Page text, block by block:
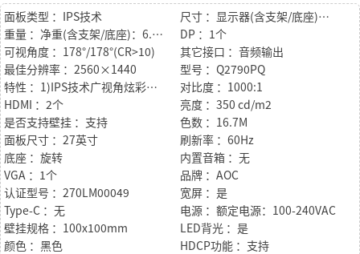
面板类型 ：IPS技术
尺寸 ：显示器(含支架/底座)：614.9(W)x(405~535)(H)x199.5(D)mm 显示器(不含支架/底座)：614.9(W)x364.1(H)x43.5(D)mm
重量 ：净重(含支架/底座)：6.1kg 净重(不含支架/底座)：4.4kg
DP ：1个
可视角度 ：178°/178°(CR>10)
其它接口 ：音频输出
最佳分辨率 ：2560×1440
型号 ：Q2790PQ
特性 ：1)IPS技术广视角炫彩硬屏，2560x1440 QHD分辨率，视角更宽广，呈现锐利细节，让您畅享栩栩如生的影像新视界 2)色彩精准度ΔE<3(平均值)，130%sRGB*，112%NTSC广色域**，色彩呈现更加精准、丰富 3)不闪屏技术，爱眼更健康
对比度 ：1000:1
HDMI ：2个
亮度 ：350 cd/m2
是否支持壁挂 ：支持
色数 ：16.7M
面板尺寸 ：27英寸
刷新率 ：60Hz
底座 ：旋转
内置音箱 ：无
VGA ：1个
品牌 ：AOC
认证型号 ：270LM00049
宽屏 ：是
Type-C ：无
电源 ：额定电源：100-240VAC
壁挂规格 ：100x100mm
LED背光 ：是
颜色 ：黑色
HDCP功能 ：支持